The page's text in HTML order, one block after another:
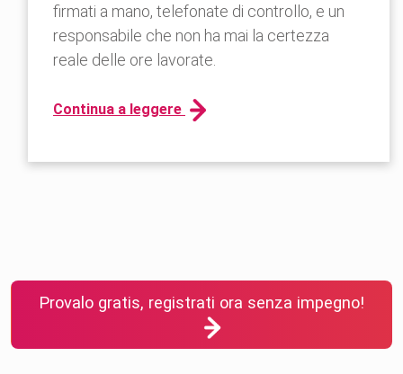
firmati a mano, telefonate di controllo, e un
responsabile che non ha mai la certezza
reale delle ore lavorate.
Continua a leggere
Provalo gratis, registrati ora senza impegno!